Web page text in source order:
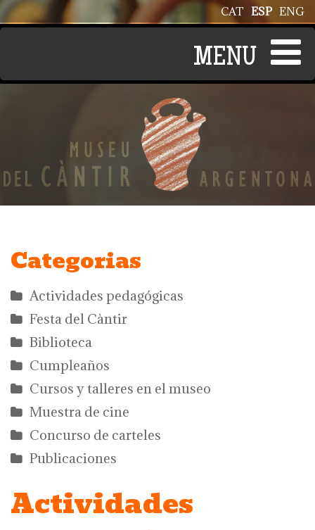
Pasar al contenido principal ENG
ESP
CAT
Categorias
Actividades pedagógicas
Festa del Càntir
Biblioteca
Cumpleaños
Cursos y talleres en el museo
Muestra de cine
Concurso de carteles
Publicaciones
Actividades